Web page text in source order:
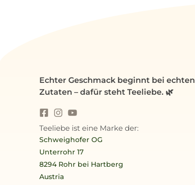
Echter Geschmack beginnt bei echten
Zutaten – dafür steht Teeliebe. 🌿
Teeliebe ist eine Marke der:
Schweighofer OG
Unterrohr 17
8294 Rohr bei Hartberg
Austria